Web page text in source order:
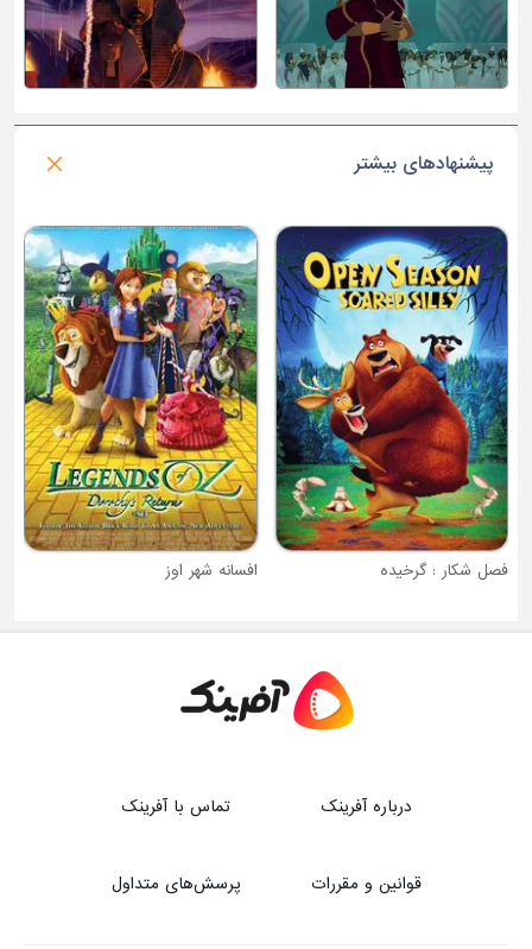
پیشنهادهای بیشتر
فصل شکار : گرخیده افسانه شهر اوز
درباره آفرینک تماس با آفرینک
قوانین و مقررات پرسش‌های متداول